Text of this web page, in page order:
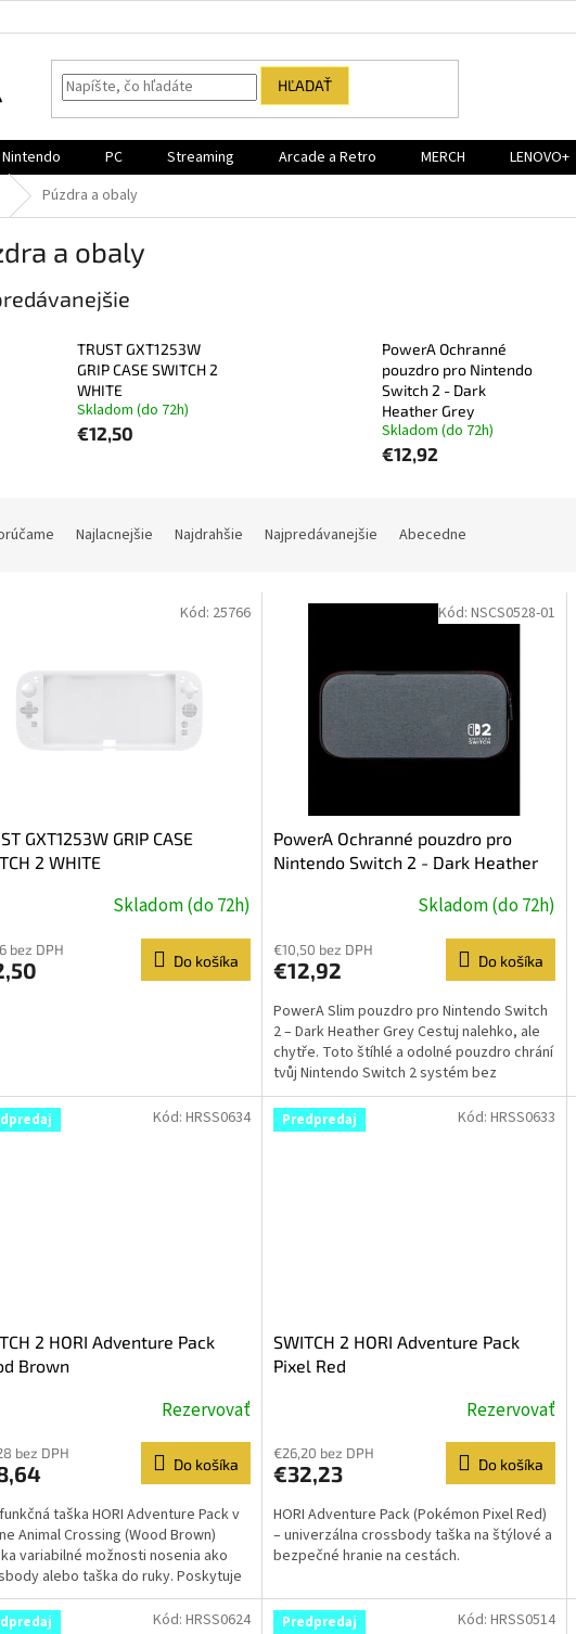
HĽADAŤ
Nintendo PC Streaming Arcade a Retro MERCH LENOVO+
Púzdra a obaly
a obaly
TRUST GXT1253W
GRIP CASE SWITCH 2
WHITE
Skladom (do 72h)
€12,50
PowerA Ochranné
pouzdro pro Nintendo
Switch 2 - Dark
Heather Grey
Skladom (do 72h)
€12,92
Najlacnejšie Najdrahšie Najpredávanejšie Abecedne
GXT1253W GRIP CASE
2 WHITE
Skladom (do 72h)
bez DPH
Do košíka
Kód: 25766
PowerA Ochranné pouzdro pro
Nintendo Switch 2 - Dark Heather
Skladom (do 72h)
€10,50 bez DPH
€12,92 Do košíka
PowerA Slim pouzdro pro Nintendo Switch
2 – Dark Heather Grey Cestuj nalehko, ale
chytře. Toto štíhlé a odolné pouzdro chrání
tvůj Nintendo Switch 2 systém bez
zbytečného...
Kód: NSCS0528-01
2 HORI Adventure Pack
Brown
Rezervovať
bez DPH
Do košíka
taška HORI Adventure Pack v
Animal Crossing (Wood Brown)
variabilné možnosti nosenia ako
alebo taška do ruky. Poskytuje
priestor...
Kód: HRSS0634 Predpredaj
SWITCH 2 HORI Adventure Pack
Pixel Red
Rezervovať
€26,20 bez DPH
€32,23 Do košíka
HORI Adventure Pack (Pokémon Pixel Red)
– univerzálna crossbody taška na štýlové a
bezpečné hranie na cestách.
Kód: HRSS0633
Kód: HRSS0624 Predpredaj Kód: HRSS0514